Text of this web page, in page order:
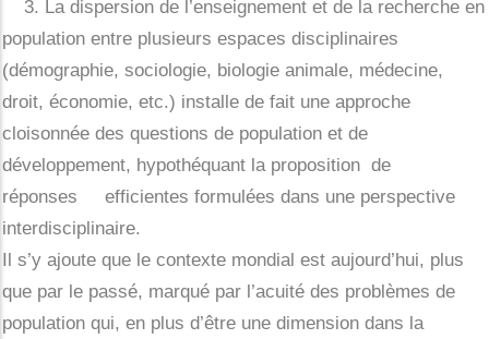
3. La dispersion de l’enseignement et de la recherche en
population entre plusieurs espaces disciplinaires
(démographie, sociologie, biologie animale, médecine,
droit, économie, etc.) installe de fait une approche
cloisonnée des questions de population et de
développement, hypothéquant la proposition de
réponses efficientes formulées dans une perspective
interdisciplinaire.
Il s’y ajoute que le contexte mondial est aujourd’hui, plus
que par le passé, marqué par l’acuité des problèmes de
population qui, en plus d’être une dimension dans la